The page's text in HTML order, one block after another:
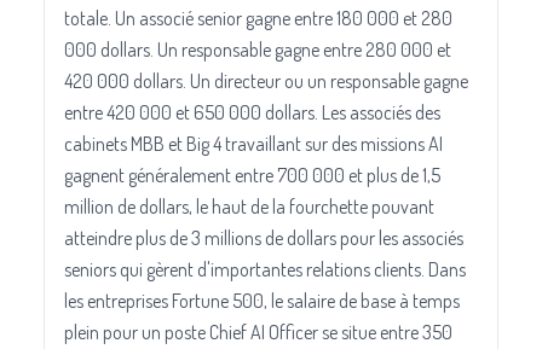
totale. Un associé senior gagne entre 180 000 et 280
000 dollars. Un responsable gagne entre 280 000 et
420 000 dollars. Un directeur ou un responsable gagne
entre 420 000 et 650 000 dollars. Les associés des
cabinets MBB et Big 4 travaillant sur des missions AI
gagnent généralement entre 700 000 et plus de 1,5
million de dollars, le haut de la fourchette pouvant
atteindre plus de 3 millions de dollars pour les associés
seniors qui gèrent d'importantes relations clients. Dans
les entreprises Fortune 500, le salaire de base à temps
plein pour un poste Chief AI Officer se situe entre 350